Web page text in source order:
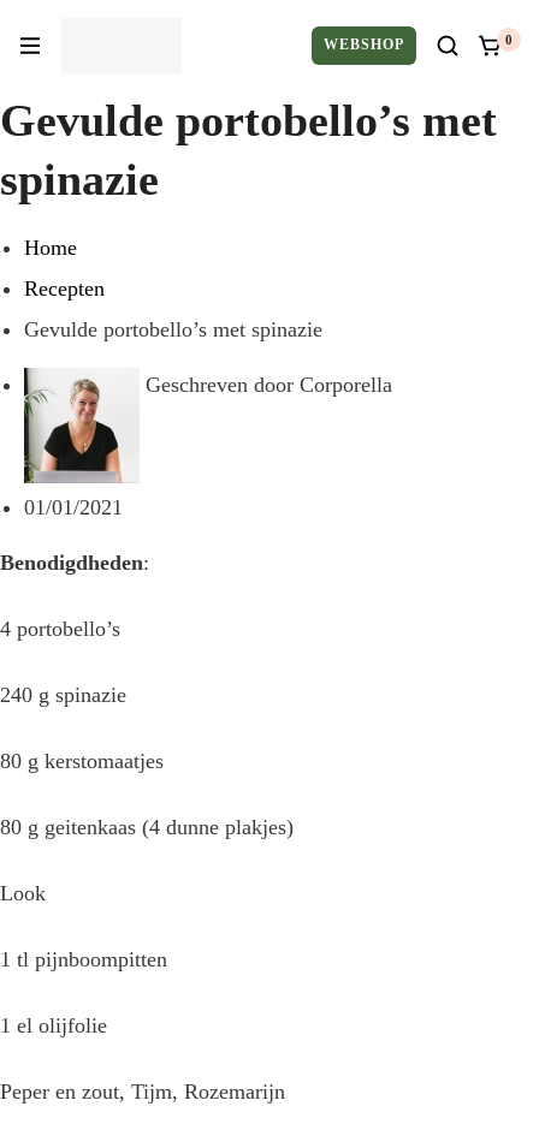
WEBSHOP 0
Gevulde portobello’s met
spinazie
Home
Recepten
Gevulde portobello’s met spinazie
Geschreven door Corporella
01/01/2021
Benodigdheden:
4 portobello’s
240 g spinazie
80 g kerstomaatjes
80 g geitenkaas (4 dunne plakjes)
Look
1 tl pijnboompitten
1 el olijfolie
Peper en zout, Tijm, Rozemarijn